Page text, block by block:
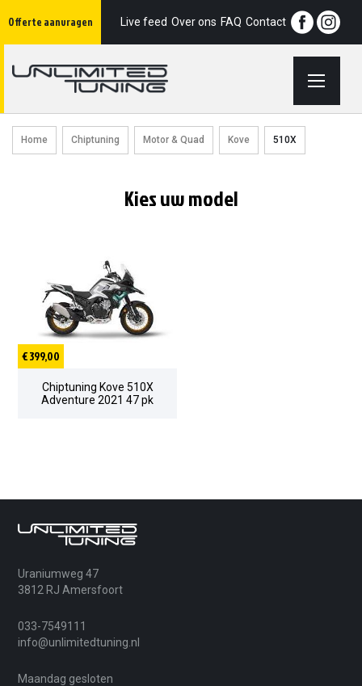
Offerte aanvragen
naarLive feed Over ons FAQ Contact
Home Chiptuning Motor & Quad Kove 510X
Kies uw model
€ 399,00
Chiptuning Kove 510X
Adventure 2021 47 pk
Uraniumweg 47
3812 RJ Amersfoort
033-7549111
info@unlimitedtuning.nl
Maandag gesloten